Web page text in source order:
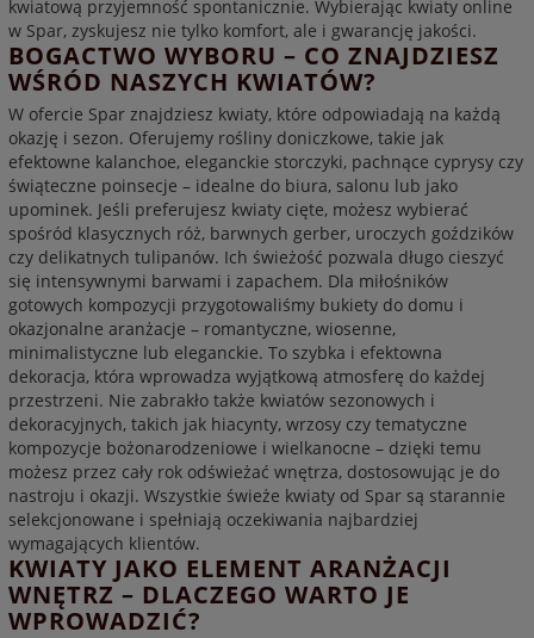
kwiatową przyjemność spontanicznie. Wybierając kwiaty online
w Spar, zyskujesz nie tylko komfort, ale i gwarancję jakości.
BOGACTWO WYBORU – CO ZNAJDZIESZ
WŚRÓD NASZYCH KWIATÓW?
W ofercie Spar znajdziesz kwiaty, które odpowiadają na każdą
okazję i sezon. Oferujemy rośliny doniczkowe, takie jak
efektowne kalanchoe, eleganckie storczyki, pachnące cyprysy czy
świąteczne poinsecje – idealne do biura, salonu lub jako
upominek. Jeśli preferujesz kwiaty cięte, możesz wybierać
spośród klasycznych róż, barwnych gerber, uroczych goździków
czy delikatnych tulipanów. Ich świeżość pozwala długo cieszyć
się intensywnymi barwami i zapachem. Dla miłośników
gotowych kompozycji przygotowaliśmy bukiety do domu i
okazjonalne aranżacje – romantyczne, wiosenne,
minimalistyczne lub eleganckie. To szybka i efektowna
dekoracja, która wprowadza wyjątkową atmosferę do każdej
przestrzeni. Nie zabrakło także kwiatów sezonowych i
dekoracyjnych, takich jak hiacynty, wrzosy czy tematyczne
kompozycje bożonarodzeniowe i wielkanocne – dzięki temu
możesz przez cały rok odświeżać wnętrza, dostosowując je do
nastroju i okazji. Wszystkie świeże kwiaty od Spar są starannie
selekcjonowane i spełniają oczekiwania najbardziej
wymagających klientów.
KWIATY JAKO ELEMENT ARANŻACJI
WNĘTRZ – DLACZEGO WARTO JE
WPROWADZIĆ?